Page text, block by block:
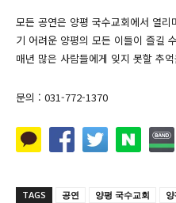
모든 공연은 양평 국수교회에서 열
기 어려운 양평의 모든 이들이 즐길
매년 많은 사람들에게 잊지 못할 추
문의 : 031-772-1370
TAGS 공연 양평 국수교회